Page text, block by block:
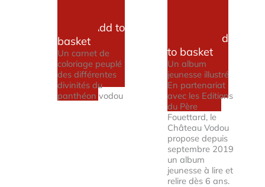
Add to
basket
Un carnet de
coloriage peuplé
des différentes
divinités du
panthéon vodou
Add
to basket
Un album
jeunesse illustré
En partenariat
avec les Editions
du Père
Fouettard, le
Château Vodou
propose depuis
septembre 2019
un album
jeunesse à lire et
relire dès 6 ans.